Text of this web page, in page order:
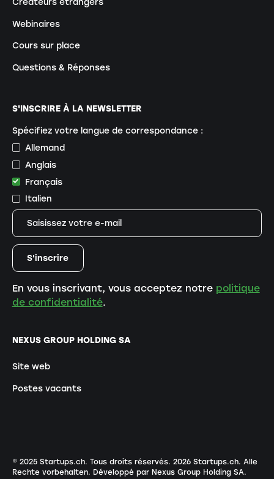
Webinaires
Cours sur place
Questions & Réponses
NEXUS GROUP HOLDING SA
Site web
Postes vacants
S'INSCRIRE À LA NEWSLETTER
Spécifiez votre langue de correspondance :
Allemand
Anglais
Français
Italien
En vous inscrivant, vous acceptez notre politique
de confidentialité.
© 2025 Startups.ch. Tous droits réservés. 2026Startups.ch. Alle
Rechte vorbehalten. Développé par Nexus Group Holding SA.